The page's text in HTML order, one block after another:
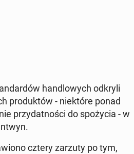
han­dlo­wych odkryli
pro­duk­tów - nie­któ­re ponad
przy­dat­no­ści do spo­ży­cia - w
cztery zarzuty po tym,